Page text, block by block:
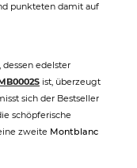
punkteten damit auf
, dessen edelster
ist, überzeugt
sich der Bestseller
schöpferische
zweite Montblanc